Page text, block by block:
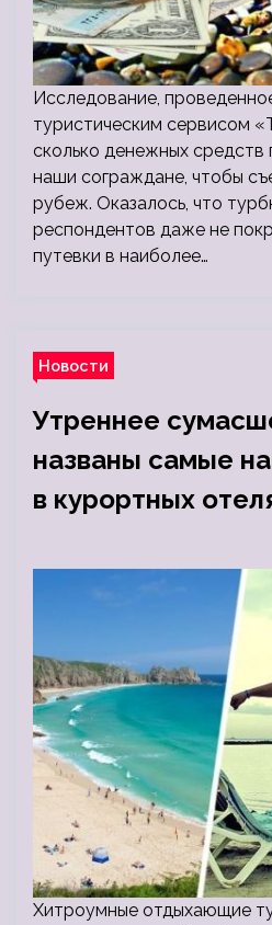
Исследование,
туристическим сервисом
сколько денежных средств
наши сограждане, чтобы
рубеж. Оказалось, что
респондентов даже не
путевки в наиболее…
Новости
Утреннее
названы самые
в курортных
Хитроумные отдыхающие